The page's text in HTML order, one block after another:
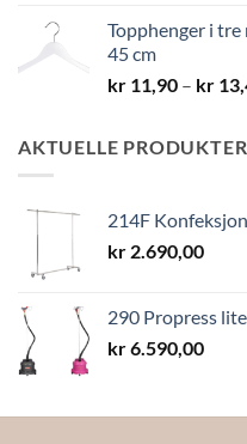
Topphenger i
45 cm
kr 11,90 – kr
AKTUELLE PRODUKTER
214F
kr 2.690,00
290 Propress
kr6.590,00